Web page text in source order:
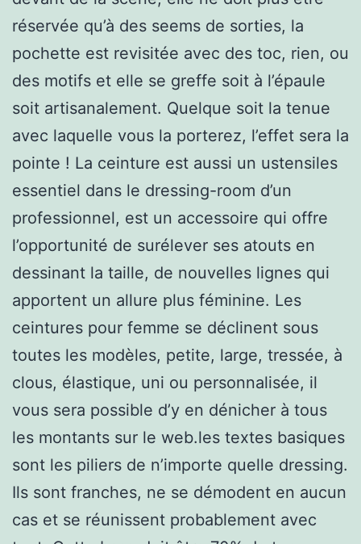
réservée qu’à des seems de sorties, la
pochette est revisitée avec des toc, rien, ou
des motifs et elle se greffe soit à l’épaule
soit artisanalement. Quelque soit la tenue
avec laquelle vous la porterez, l’effet sera la
pointe ! La ceinture est aussi un ustensiles
essentiel dans le dressing-room d’un
professionnel, est un accessoire qui offre
l’opportunité de surélever ses atouts en
dessinant la taille, de nouvelles lignes qui
apportent un allure plus féminine. Les
ceintures pour femme se déclinent sous
toutes les modèles, petite, large, tressée, à
clous, élastique, uni ou personnalisée, il
vous sera possible d’y en dénicher à tous
les montants sur le web.les textes basiques
sont les piliers de n’importe quelle dressing.
Ils sont franches, ne se démodent en aucun
cas et se réunissent probablement avec